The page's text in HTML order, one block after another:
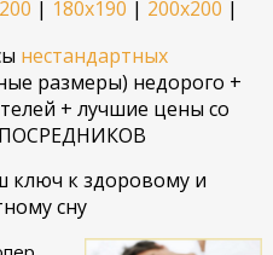
| 180х190 | 200х200 |
нестандартных
размеры) недорого +
+ лучшие цены со
ПОСРЕДНИКОВ
к здоровому и
сну